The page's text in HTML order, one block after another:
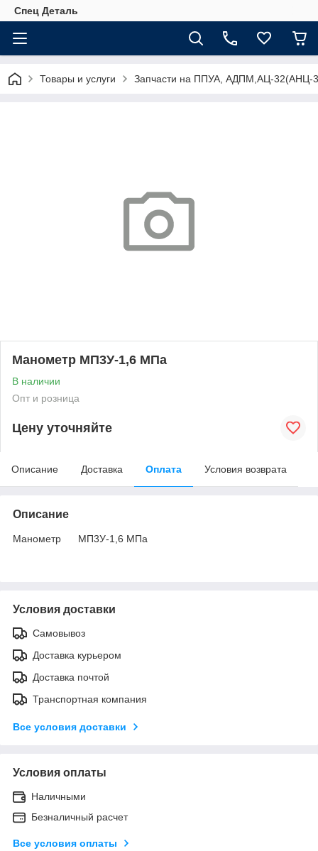
Спец Деталь
Товары и услуги Запчасти на ППУА, АДПМ,АЦ-32(АНЦ-
Манометр МП3У-1,6 МПа
В наличии
Опт и розница
Цену уточняйте
Описание Доставка Оплата Условия возврата
Описание
Манометр МП3У-1,6 МПа
Условия доставки
Самовывоз
Доставка курьером
Доставка почтой
Транспортная компания
Все условия доставки
Условия оплаты
Наличными
Безналичный расчет
Все условия оплаты